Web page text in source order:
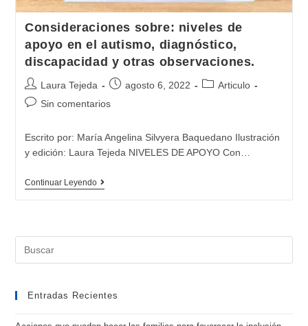
Consideraciones sobre: niveles de
apoyo en el autismo, diagnóstico,
discapacidad y otras observaciones.
Autor
de
Laura Tejeda
Publicación
agosto 6, 2022
Categoría
Articulo
Comentarios
entrada:
Sin comentarios
Escrito por: María Angelina Silvyera Baquedano Ilustración
y edición: Laura Tejeda NIVELES DE APOYO Con…
Continuar Leyendo
Consideraciones
en
autismo,
Entradas Recientes